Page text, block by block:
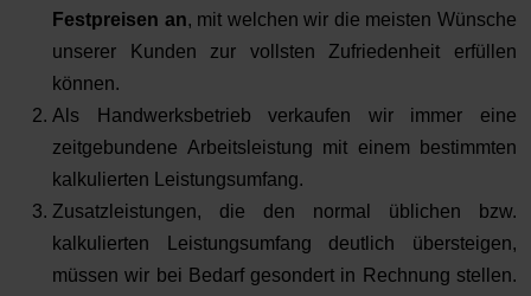
Festpreisen an, mit welchen wir die meisten Wünsche
unserer Kunden zur vollsten Zufriedenheit erfüllen
können.
Als Handwerksbetrieb verkaufen wir immer eine
zeitgebundene Arbeitsleistung mit einem bestimmten
kalkulierten Leistungsumfang.
Zusatzleistungen, die den normal üblichen bzw.
kalkulierten Leistungsumfang deutlich übersteigen,
müssen wir bei Bedarf gesondert in Rechnung stellen.